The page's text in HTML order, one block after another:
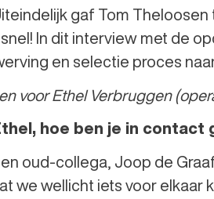
gaf Tom
In dit interview met de
en selectie proces
voor Ethel Verbruggen
hoe ben je in contact
oud-collega, Joop de
we wellicht iets voor elkaar